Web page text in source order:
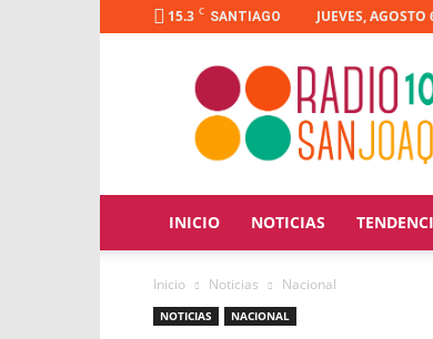
15.3 C SANTIAGO JUEVES, AGOSTO
Radio
Joaquín
INICIO NOTICIAS
Inicio Noticias Nacional
NOTICIAS NACIONAL